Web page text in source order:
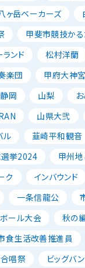
ヶ岳ベーカーズ
甲斐市競技かる
ンド 松村洋蘭
楽団 甲府大神
静岡 山梨
山県大弐
ル 韮崎平和観音
選挙2024 甲州地
ク インバウンド
一条信龍公
ボール大会 秋の
食生活改善推進員
唱祭 ビッグバ